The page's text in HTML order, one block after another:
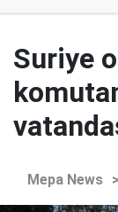
Suriye
Mepa News >